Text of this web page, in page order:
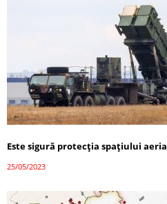
Este sigură protecția spațiului
25/05/2023